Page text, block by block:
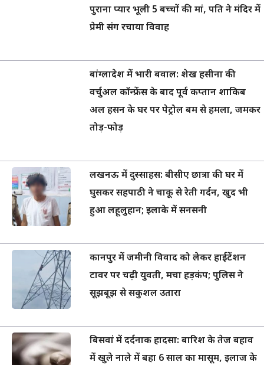
पुराना प्यार भूली 5 बच्चों की मां, पति ने मंदिर में
प्रेमी संग रचाया विवाह
बांग्लादेश में भारी बवाल: शेख हसीना की
वर्चुअल कॉन्फ्रेंस के बाद पूर्व कप्तान शाकिब
अल हसन के घर पर पेट्रोल बम से हमला, जमकर
तोड़-फोड़
लखनऊ में दुस्साहस: बीसीए छात्रा की घर में
घुसकर सहपाठी ने चाकू से रेती गर्दन, खुद भी
हुआ लहूलुहान; इलाके में सनसनी
कानपुर में जमीनी विवाद को लेकर हाईटेंशन
टावर पर चढ़ी युवती, मचा हड़कंप; पुलिस ने
सूझबूझ से सकुशल उतारा
बिसवां में दर्दनाक हादसा: बारिश के तेज बहाव
में खुले नाले में बहा 6 साल का मासूम, इलाज के